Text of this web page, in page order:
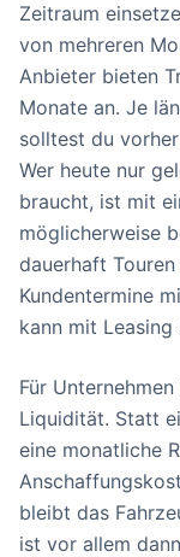
Zeitraum
von mehreren
Anbieter bieten
Monate an. Je
solltest du
Wer heute nur
braucht, ist mit
möglicherweise
dauerhaft
Kundentermine
kann mit
Für
Liquidität. Statt
eine monatliche
bleibt das
ist vor allem